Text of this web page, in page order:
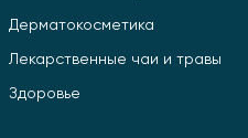
Дерматокосметика
Лекарственные чаи и травы
Здоровье